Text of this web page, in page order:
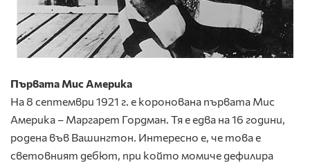
Първата Мис Америка
На 8 септември 1921 г. е коронована първата Мис
Америка – Маргарет Гордман. Тя е едва на 16 години,
родена във Вашингтон. Интересно е, че това е
световният дебют, при който момиче дефилира